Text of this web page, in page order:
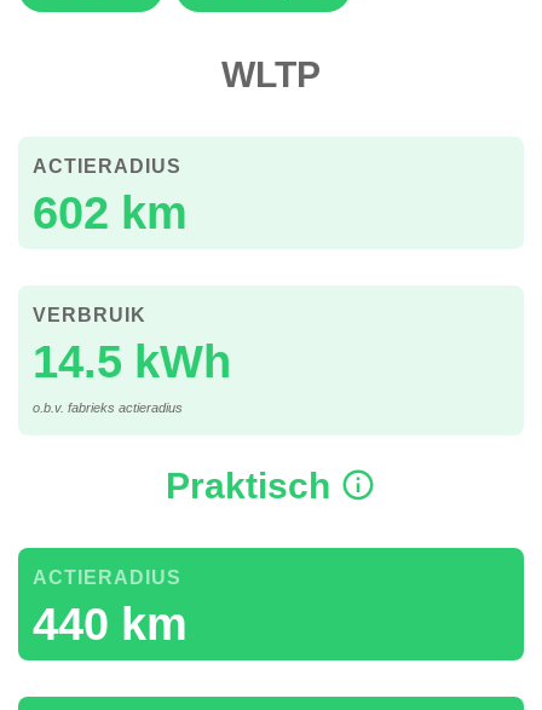
WLTP
602 km
ACTIERADIUS
14.5 kWh
VERBRUIK
o.b.v. fabrieks actieradius
Praktisch
440 km
ACTIERADIUS